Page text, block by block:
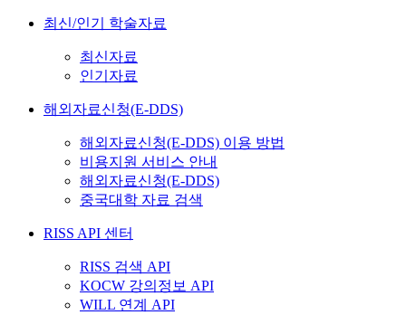
최신/인기 학술자료
최신자료
인기자료
해외자료신청(E-DDS)
해외자료신청(E-DDS) 이용 방법
비용지원 서비스 안내
해외자료신청(E-DDS)
중국대학 자료 검색
RISS API 센터
RISS 검색 API
KOCW 강의정보 API
WILL 연계 API